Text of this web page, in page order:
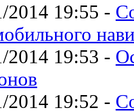
2014 19:55 -
2014 19:53 -
2014 19:52 -